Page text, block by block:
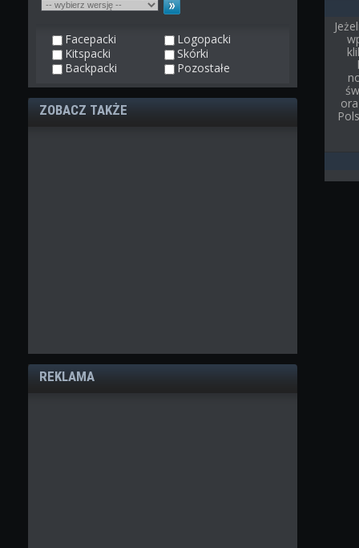
Facepacki
Logopacki
Kitspacki
Skórki
Backpacki
Pozostałe
ZOBACZ TAKŻE
REKLAMA